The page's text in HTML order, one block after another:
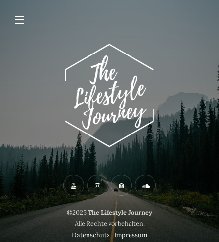
©2025The Lifestyle Journey
Alle Rechte vorbehalten.
Datenschutz|Impressum